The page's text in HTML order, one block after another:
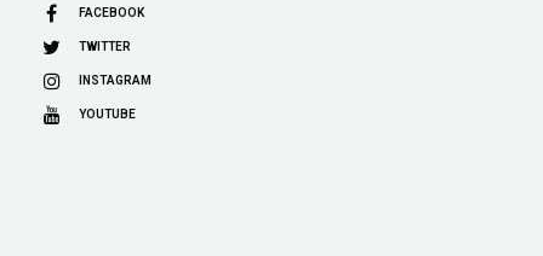
FACEBOOK
TWITTER
INSTAGRAM
YOUTUBE